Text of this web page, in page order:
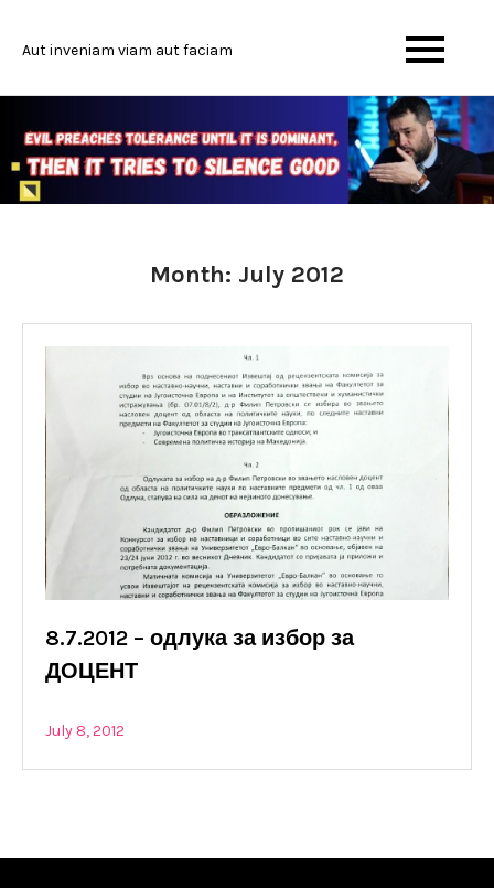
Aut inveniam viam aut faciam
Month: July 2012
8.7.2012 – одлука за избор за
ДОЦЕНТ
July 8, 2012